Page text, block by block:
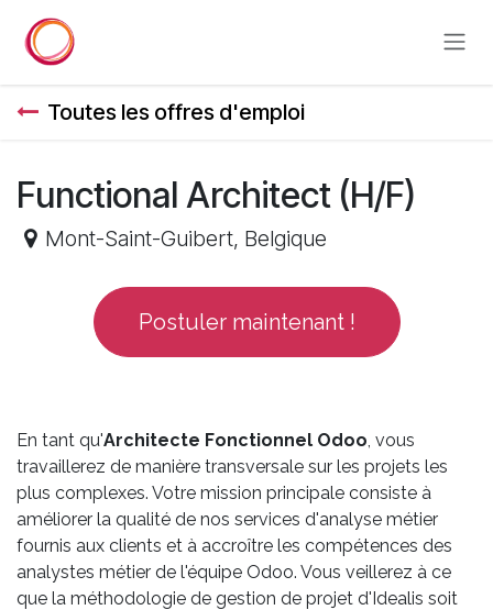
Toutes les offres d'emploi
Functional Architect (H/F)
Mont-Saint-Guibert, Belgique
Postuler maintenant !
En tant qu'Architecte Fonctionnel Odoo, vous
travaillerez de manière transversale sur les projets les
plus complexes. Votre mission principale consiste à
améliorer la qualité de nos services d'analyse métier
fournis aux clients et à accroître les compétences des
analystes métier de l'équipe Odoo. Vous veillerez à ce
que la méthodologie de gestion de projet d'Idealis soit